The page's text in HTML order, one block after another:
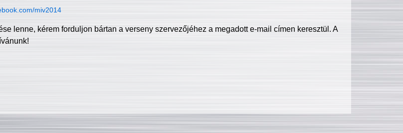
miv2014
lenne, kérem forduljon bártan a verseny szervezőjéhez a megadott e-mail címen keresztül. A